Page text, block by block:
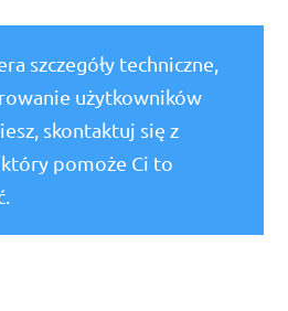
szczegóły techniczne,
użytkowników
skontaktuj się z
pomoże Ci to